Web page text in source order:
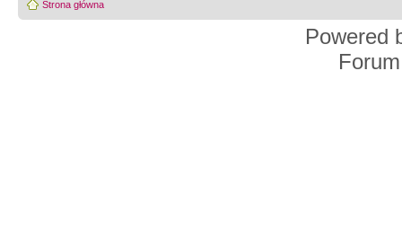
Strona główna
Powered